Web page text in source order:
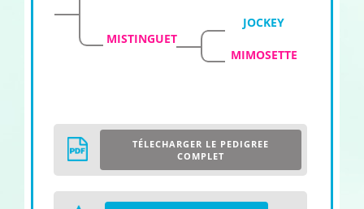
MISTINGUET
JOCKEY
MIMOSETTE
TÉLECHARGER LE PEDIGREE
COMPLET